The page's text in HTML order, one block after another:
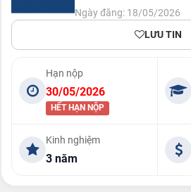
Ngày đăng: 18/05/2026
LƯU TIN
Hạn nộp
30/05/2026
HẾT HẠN NỘP
Kinh nghiệm
3 năm